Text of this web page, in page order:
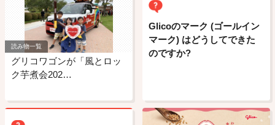
読み物一覧
グリコワゴンが「風とロッ
ク芋煮会202…
Glicoのマーク (ゴールイン
マーク) はどうしてできた
のですか?